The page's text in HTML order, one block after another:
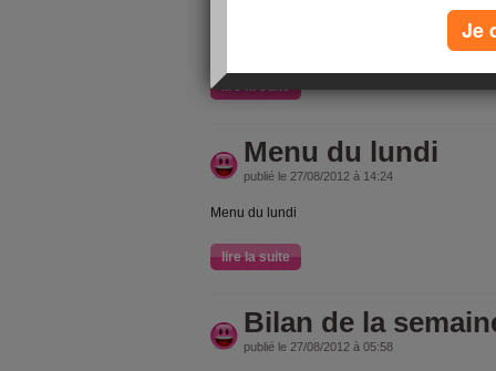
un week end
Côté régime je
lire la suite
Menu du lundi
publié le 27/08/2012 à 14:24
Menu du lundi
lire la suite
Bilan de la
publié le 27/08/2012 à 05:58
Je